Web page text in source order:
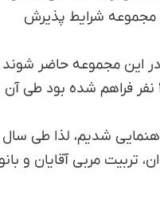
مجموعه شرایط پذیرش
باشد بلکه تصور می‌کردیم حدود ۲۰ -۳۰ نفر از تهران در این مجموعه حاضر
علی‌رغم این تصورات اما شاهد ثبت نام ۹۰۰ نفر بودیم و با وجود اینکه زمینه‌ها برای حدود ۳۰ نفر فراهم شده بود طی آن
شدیم، لذا طی سال
تربیت مربی آقایان و